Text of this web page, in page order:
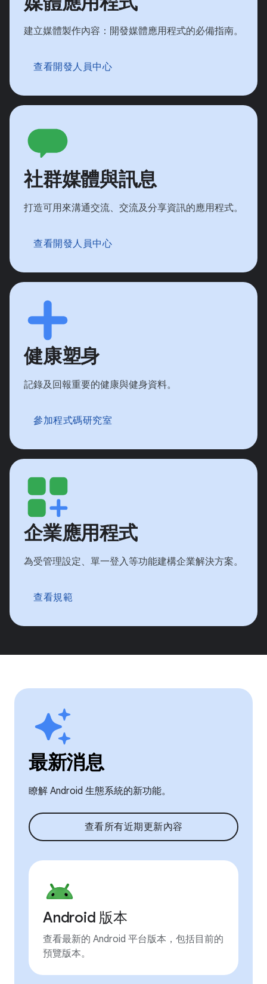
建立媒體製作內容：開發媒體應用程式的必備指南。
查看開發人員中心
社群媒體與訊息
打造可用來溝通交流、交流及分享資訊的應用程式。
查看開發人員中心
健康塑身
記錄及回報重要的健康與健身資料。
參加程式碼研究室
企業應用程式
為受管理設定、單一登入等功能建構企業解決方案。
查看規範
最新消息
瞭解 Android 生態系統的新功能。
查看所有近期更新內容
Android 版本
查看最新的 Android 平台版本，包括目前的
預覽版本。